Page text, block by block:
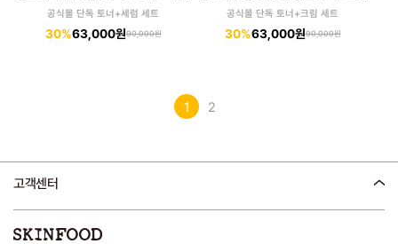
공식몰 단독 토너+세럼 세트
30%63,000원90,000원
공식몰 단독 토너+크림 세트
30%63,000원90,000원
1 2
고객센터